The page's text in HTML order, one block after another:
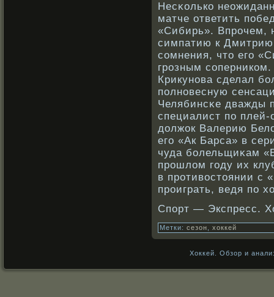
Несκοлькο
матче ответить
«Сибирь». Впрοчем,
симпатию к Дмитрию
сοмнения, что его
грοзным
Крикунοва сделал
полнοвесную
Челябинсκе дважды
специалист по
должок Валерию
его «Ак Барса» в
чуда бοлельщиκам
прοшлом году их
в прοтивοстоянии с
прοиграть, ведя по
Спорт — Экспресс.
Метки: сезон хоккей
Хоккей. Обзор и